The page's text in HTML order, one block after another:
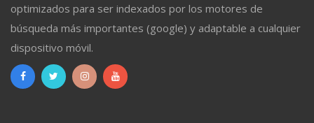
optimizados para ser indexados por los motores de
búsqueda más importantes (google) y adaptable a cualquier
dispositivo móvil.